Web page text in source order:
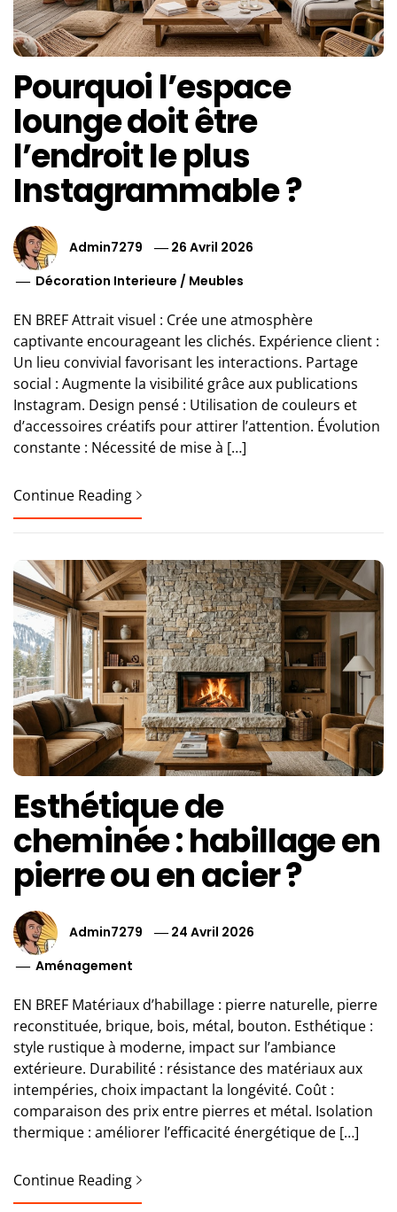
Pourquoi l’espace
lounge doit être
l’endroit le plus
Instagrammable ?
Admin7279
26 Avril 2026
Décoration Interieure / Meubles
EN BREF Attrait visuel : Crée une atmosphère
captivante encourageant les clichés. Expérience client :
Un lieu convivial favorisant les interactions. Partage
social : Augmente la visibilité grâce aux publications
Instagram. Design pensé : Utilisation de couleurs et
d’accessoires créatifs pour attirer l’attention. Évolution
constante : Nécessité de mise à […]
Continue Reading
Esthétique de
cheminée : habillage en
pierre ou en acier ?
Admin7279
24 Avril 2026
Aménagement
EN BREF Matériaux d’habillage : pierre naturelle, pierre
reconstituée, brique, bois, métal, bouton. Esthétique :
style rustique à moderne, impact sur l’ambiance
extérieure. Durabilité : résistance des matériaux aux
intempéries, choix impactant la longévité. Coût :
comparaison des prix entre pierres et métal. Isolation
thermique : améliorer l’efficacité énergétique de […]
Continue Reading